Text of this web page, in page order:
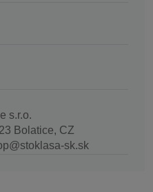
s.r.o.
Bolatice, CZ
sk.sk